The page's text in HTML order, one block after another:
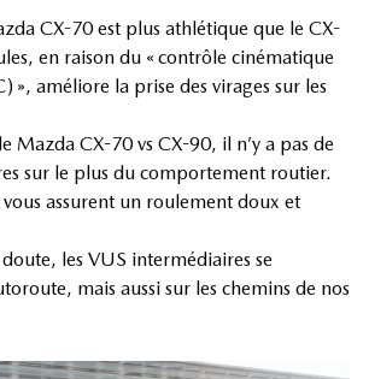
CX-70 est plus athlétique que le CX-
en raison du « contrôle cinématique
», améliore la prise des virages sur les
Mazda CX-70 vs CX-90, il n’y a pas de
sur le plus du comportement routier.
vous assurent un roulement doux et
doute, les VUS intermédiaires se
mais aussi sur les chemins de nos